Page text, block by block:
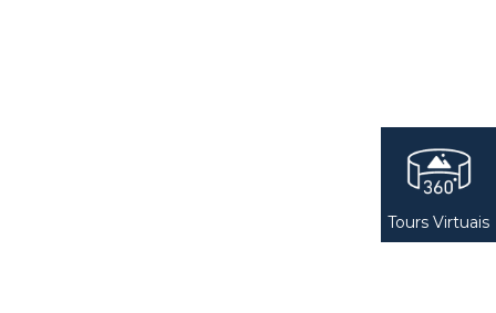
Tours Virtuais